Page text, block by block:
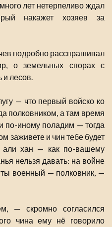
лет нетерпеливо ждал
накажет хозяев за
подробно расспрашивал
о земельных спорах с
и лесов.
— что первый войско ко
полковником, а там время
по-иному поладим — тогда
заживете и чин тебе будет
али хан — как по-вашему
нельзя давать: на войне
военный — полковник, —
— скромно согласился
чина ему нё говорило